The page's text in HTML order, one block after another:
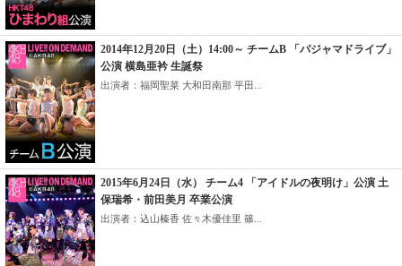
2014年12月20日（土）14:00～ チームB 「パジャマドライブ」
公演 横島亜衿 生誕祭
出演者：福岡聖菜 大和田南那 平田...
2015年6月24日（水） チーム4 「アイドルの夜明け」公演 土
保瑞希・前田美月 卒業公演
出演者：込山榛香 佐々木優佳里 篠...